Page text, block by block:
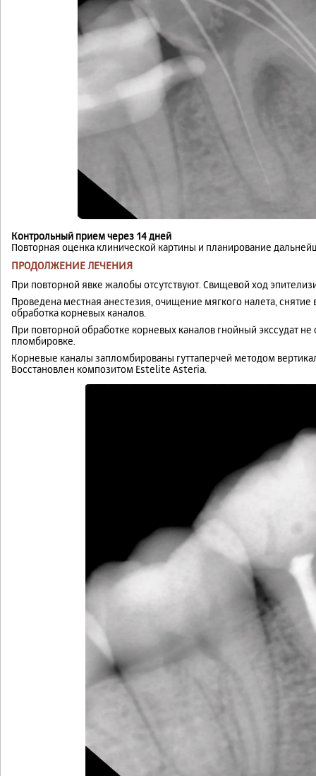
Контрольный прием через 14 дней
Повторная оценка клинической картины и планирование
ПРОДОЛЖЕНИЕ ЛЕЧЕНИЯ
При повторной явке жалобы отсутствуют. Свищевой ход
Проведена местная анестезия, очищение мягкого налета,
обработка корневых каналов.
При повторной обработке корневых каналов гнойный экссудат
пломбировке.
Корневые каналы запломбированы гуттаперчей методом
Восстановлен композитом Estelite Asteria.